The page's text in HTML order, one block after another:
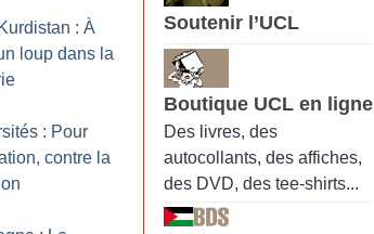
: À
loup dans la
: Pour
contre la
Soutenir l’UCL
Boutique UCL en ligne
Des livres, des
autocollants, des affiches,
des DVD, des tee-shirts...